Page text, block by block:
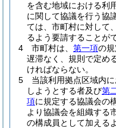
を含む地域における利
に関して協議を行う協
ては、市町村に対して、
るよう要請することが
4
市町村は、 第一項の規
遅滞なく、規則で定め
ければならない。
5
当該利用拠点区域内
しようとする者及び第
項に規定する協議会の
より協議会を組織する
の構成員として加える